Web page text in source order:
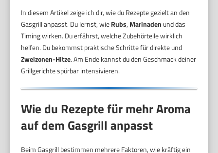
In diesem Artikel zeige ich dir, wie du Rezepte gezielt an den
Gasgrill anpasst. Du lernst, wieRubs, Marinaden und das
Timing wirken. Du erfährst, welche Zubehörteile wirklich
helfen. Du bekommst praktische Schritte für direkte und
Zweizonen-Hitze. Am Ende kannst du den Geschmack deiner
Grillgerichte spürbar intensivieren.
Wie du Rezepte für mehr Aroma
auf dem Gasgrill anpasst
Beim Gasgrill bestimmen mehrere Faktoren, wie kräftig ein